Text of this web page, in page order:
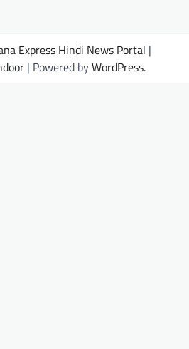
Express Hindi News Portal |
| Powered byWordPress.